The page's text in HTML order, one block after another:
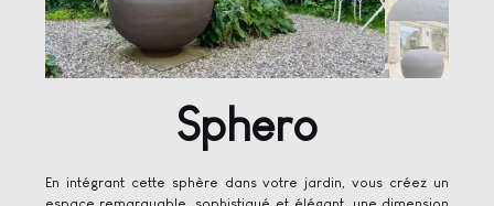
Sphero
En intégrant cette sphère dans votre jardin, vous créez un